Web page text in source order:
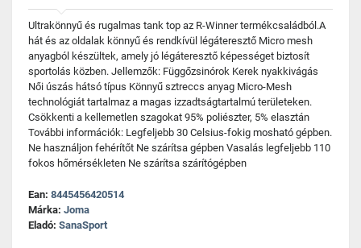
Ultrakönnyű és rugalmas tank top az R-Winner termékcsaládból.A
hát és az oldalak könnyű és rendkívül légáteresztő Micro mesh
anyagból készültek, amely jó légáteresztő képességet biztosít
sportolás közben. Jellemzők: Függőzsinórok Kerek nyakkivágás
Női úszás hátsó típus Könnyű sztreccs anyag Micro-Mesh
technológiát tartalmaz a magas izzadtságtartalmú területeken.
Csökkenti a kellemetlen szagokat 95% poliészter, 5% elasztán
További információk: Legfeljebb 30 Celsius-fokig mosható gépben.
Ne használjon fehérítőt Ne szárítsa gépben Vasalás legfeljebb 110
fokos hőmérsékleten Ne szárítsa szárítógépben
Ean: 8445456420514
Márka: Joma
Eladó: SanaSport